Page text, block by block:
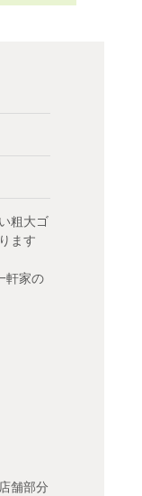
粗大ゴ
ます
軒家の
舗部分